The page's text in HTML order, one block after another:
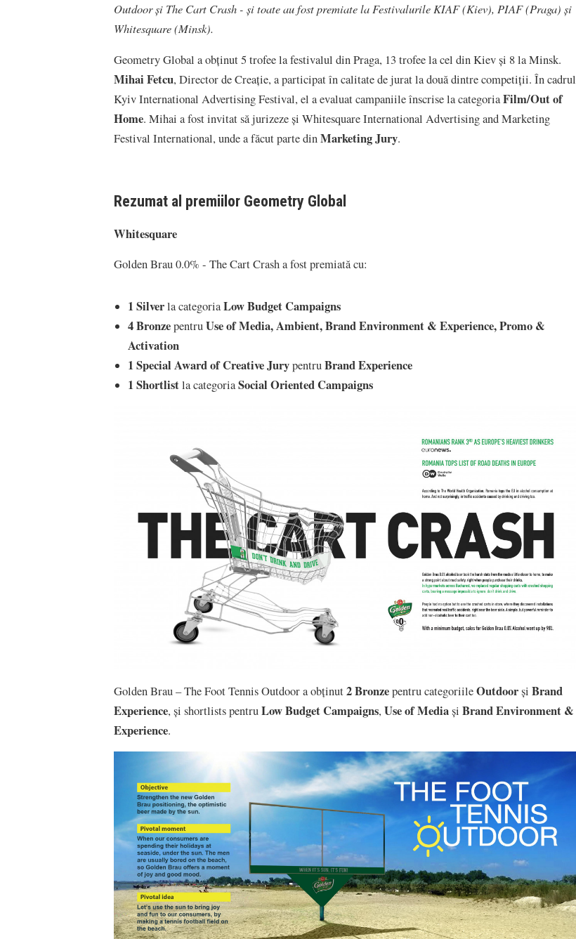
Outdoor și The Cart Crash - și toate au fost premiate la Festivalurile KIAF (Kiev), PIAF (Praga) și
Whitesquare (Minsk).
Geometry Global a obținut 5 trofee la festivalul din Praga, 13 trofee la cel din Kiev și 8 la Minsk.
Mihai Fetcu, Director de Creație, a participat în calitate de jurat la două dintre competiții. În cadrul
Kyiv International Advertising Festival, el a evaluat campaniile înscrise la categoriaFilm/Out of
Home. Mihai a fost invitat să jurizeze și Whitesquare International Advertising and Marketing
Festival International, unde a făcut parte dinMarketing Jury.
Rezumat al premiilor Geometry Global
Whitesquare
Golden Brau 0.0% - The Cart Crash a fost premiată cu:
1 Silverla categoriaLow Budget Campaigns
4 BronzepentruUse of Media, Ambient, Brand Environment & Experience, Promo &
Activation
1 Special Award of Creative JurypentruBrand Experience
1 Shortlistla categoriaSocial Oriented Campaigns
Golden Brau – The Foot Tennis Outdoor a obținut2 Bronzepentru categoriileOutdoorși Brand
Experience, și shortlists pentruLow Budget Campaigns, Use of Mediași Brand Environment &
Experience.